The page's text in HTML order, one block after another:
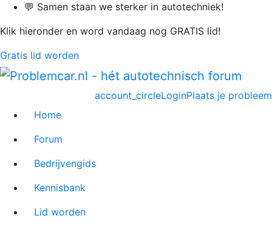
💬 Samen staan we sterker in autotechniek!
Klik hieronder en word vandaag nog GRATIS lid!
Gratis lid worden
Plaats je probleem
account_circleLogin
Home
Forum
Bedrijvengids
Kennisbank
Lid worden